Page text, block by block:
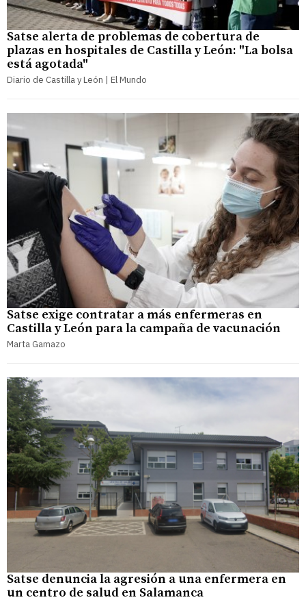
Satse alerta de problemas de cobertura de
plazas en hospitales de Castilla y León: "La bolsa
está agotada"
Diario de Castilla y León | El Mundo
Satse exige contratar a más enfermeras en
Castilla y León para la campaña de vacunación
Marta Gamazo
Satse denuncia la agresión a una enfermera en
un centro de salud en Salamanca